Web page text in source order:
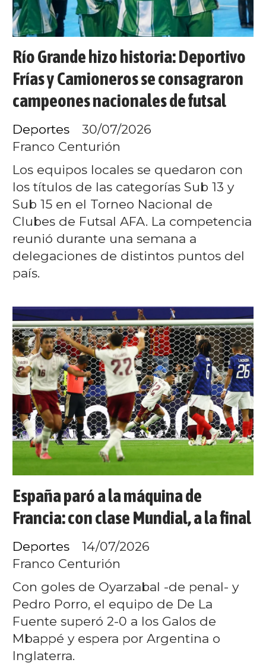
Río Grande hizo historia: Deportivo
Frías y Camioneros se consagraron
campeones nacionales de futsal
Franco Centurión
Deportes 30/07/2026
Los equipos locales se quedaron con
los títulos de las categorías Sub 13 y
Sub 15 en el Torneo Nacional de
Clubes de Futsal AFA. La competencia
reunió durante una semana a
delegaciones de distintos puntos del
país.
España paró a la máquina de
Francia: con clase Mundial, a la final
Franco Centurión
Deportes 14/07/2026
Con goles de Oyarzabal -de penal- y
Pedro Porro, el equipo de De La
Fuente superó 2-0 a los Galos de
Mbappé y espera por Argentina o
Inglaterra.